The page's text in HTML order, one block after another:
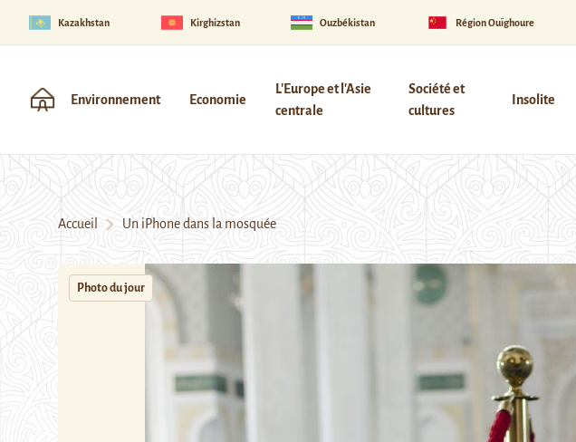
Kazakhstan Kirghizstan Ouzbékistan Région Ouïghoure
Environnement Economie
L'Europe et l'Asie
centrale
Société et
cultures
Insolite
Accueil Un iPhone dans la mosquée
Photo du jour